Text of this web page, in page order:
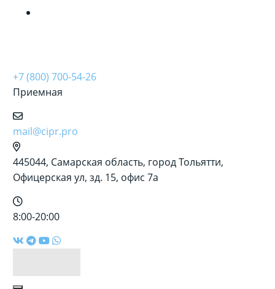
+7 (800) 700-54-26
Приемная
mail@cipr.pro
445044, Самарская область, город Тольятти,
Офицерская ул, зд. 15, офис 7а
8:00-20:00